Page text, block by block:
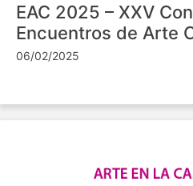
EAC 2025 – XXV
Encuentros de Arte
06/02/2025